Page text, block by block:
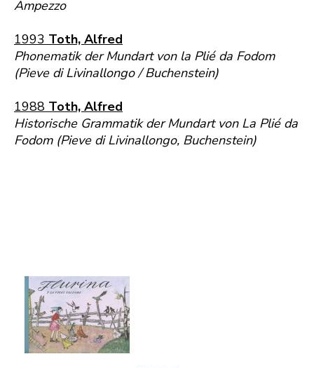
Ampezzo
1993 Toth, Alfred
Phonematik der Mundart von la Plié da Fodom
(Pieve di Livinallongo / Buchenstein)
1988 Toth, Alfred
Historische Grammatik der Mundart von La Plié da
Fodom (Pieve di Livinallongo, Buchenstein)